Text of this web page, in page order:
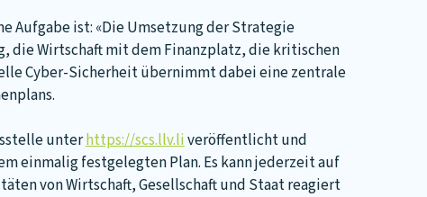
Aufgabe ist: «Die Umsetzung der Strategie
Wirtschaft mit dem Finanzplatz, die kritischen
Cyber-Sicherheit übernimmt dabei eine zentrale
unterhttps://scs.llv.liveröffentlicht und
einmalig festgelegten Plan. Es kann jederzeit auf
von Wirtschaft, Gesellschaft und Staat reagiert